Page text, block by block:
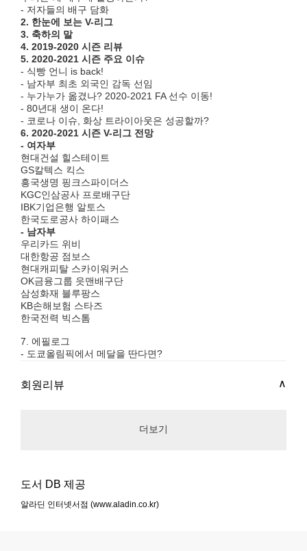
- 저자들의 배구 담화
2. 한눈에 보는 V-리그
3. 축하의 말
4. 2019-2020 시즌 리뷰
5. 2020-2021 시즌 주요 이슈
- 식빵 언니 is back!
- 남자부 최초 외국인 감독 선임
- 누가누가 옮겼나? 2020-2021 FA 선수 이동!
- 80년대 생이 온다!
- 코로나 이슈, 화상 트라이아웃은 성공할까?
6. 2020-2021 시즌 V-리그 전망
- 여자부
현대건설 힐스테이트
GS칼텍스 킥스
흥국생명 핑크스파이더스
KGC인삼공사 프로배구단
IBK기업은행 알토스
한국도로공사 하이패스
- 남자부
우리카드 위비
대한항공 점보스
현대캐피탈 스카이워커스
OK금융그룹 읏맨배구단
삼성화재 블루팡스
KB손해보험 스타즈
한국전력 빅스톰
7. 에필로그
- 도쿄올림픽에서 메달을 딴다면?
회원리뷰
더보기
도서 DB 제공
알라딘 인터넷서점 (www.aladin.co.kr)